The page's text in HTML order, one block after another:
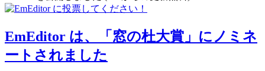
EmEditor は、「窓の杜大賞」にノミネ
ートされました